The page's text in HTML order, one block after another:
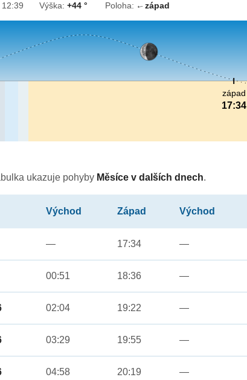
12:39 Výška:+44 ° Poloha: ↓západ
západ
17:34
ukazuje pohyby Měsíce v dalších dnech.
Východ Západ Východ
— 17:34 —
00:51 18:36 —
02:04 19:22 —
03:29 19:55 —
04:58 20:19 —